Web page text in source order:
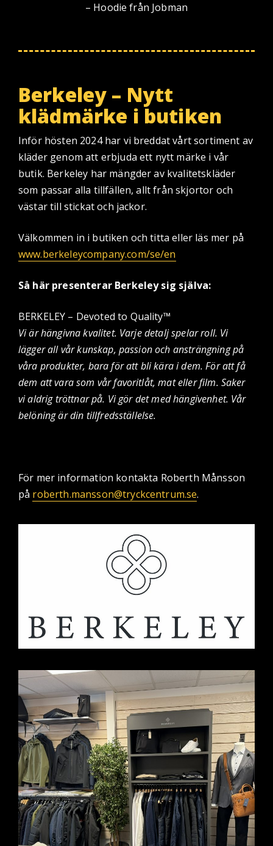
– Hoodie från Jobman
Berkeley – Nytt
klädmärke i butiken
Inför hösten 2024 har vi breddat vårt sortiment av
kläder genom att erbjuda ett nytt märke i vår
butik. Berkeley har mängder av kvalitetskläder
som passar alla tillfällen, allt från skjortor och
västar till stickat och jackor.
Välkommen in i butiken och titta eller läs mer på
www.berkeleycompany.com/se/en
Så här presenterar Berkeley sig själva:
BERKELEY – Devoted to Quality™
Vi är hängivna kvalitet. Varje detalj spelar roll. Vi
lägger all vår kunskap, passion och ansträngning på
våra produkter, bara för att bli kära i dem. För att få
dem att vara som vår favoritlåt, mat eller film. Saker
vi aldrig tröttnar på. Vi gör det med hängivenhet. Vår
belöning är din tillfredsställelse.
För mer information kontakta Roberth Månsson
på roberth.mansson@tryckcentrum.se.